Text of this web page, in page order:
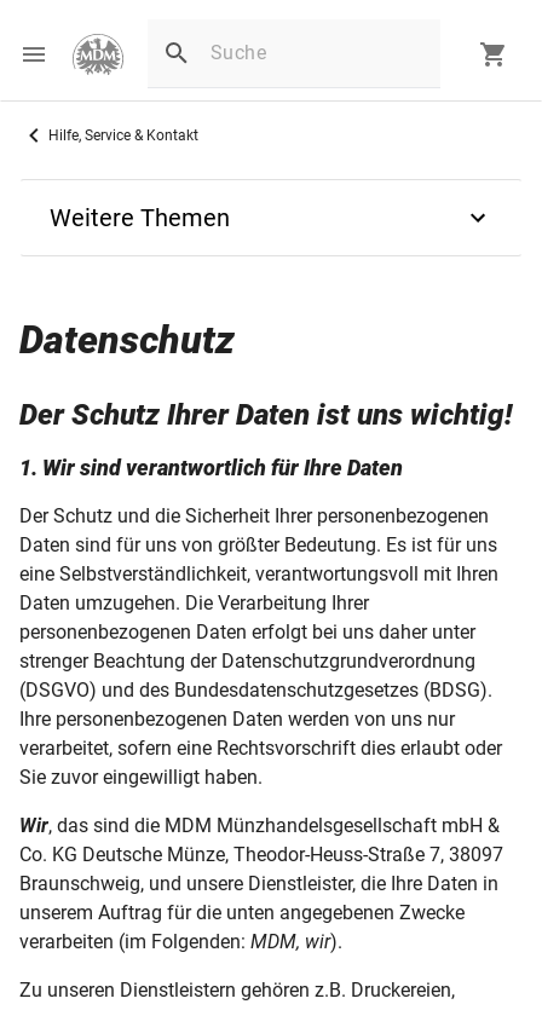
Hilfe, Service & Kontakt
Weitere Themen
Kontaktformulare
Bestellung im MDM-Onlineshop
Zahlungsarten
Lieferung Ihrer Artikel
Gutscheincodes einlösen
Widerrufsbelehrung
Rücksendungen
Datenschutz bei MDM
Barrierefreiheitserklärung
Cookies
Datenschutz
Der Schutz Ihrer Daten ist uns wichtig!
1. Wir sind verantwortlich für Ihre Daten
Der Schutz und die Sicherheit Ihrer personenbezogenen
Daten sind für uns von größter Bedeutung. Es ist für uns
eine Selbstverständlichkeit, verantwortungsvoll mit Ihren
Daten umzugehen. Die Verarbeitung Ihrer
personenbezogenen Daten erfolgt bei uns daher unter
strenger Beachtung der Datenschutzgrundverordnung
(DSGVO) und des Bundesdatenschutzgesetzes (BDSG).
Ihre personenbezogenen Daten werden von uns nur
verarbeitet, sofern eine Rechtsvorschrift dies erlaubt oder
Sie zuvor eingewilligt haben.
Wir, das sind die MDM Münzhandelsgesellschaft mbH &
Co. KG Deutsche Münze, Theodor-Heuss-Straße 7, 38097
Braunschweig, und unsere Dienstleister, die Ihre Daten in
unserem Auftrag für die unten angegebenen Zwecke
verarbeiten (im Folgenden: MDM, wir).
Zu unseren Dienstleistern gehören z.B. Druckereien,